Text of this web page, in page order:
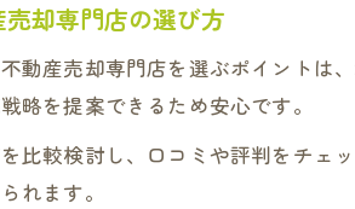
却専門店の選び方
動産売却専門店を選ぶポイントは
略を提案できるため安心です。
比較検討し、口コミや評判をチェ
れます。